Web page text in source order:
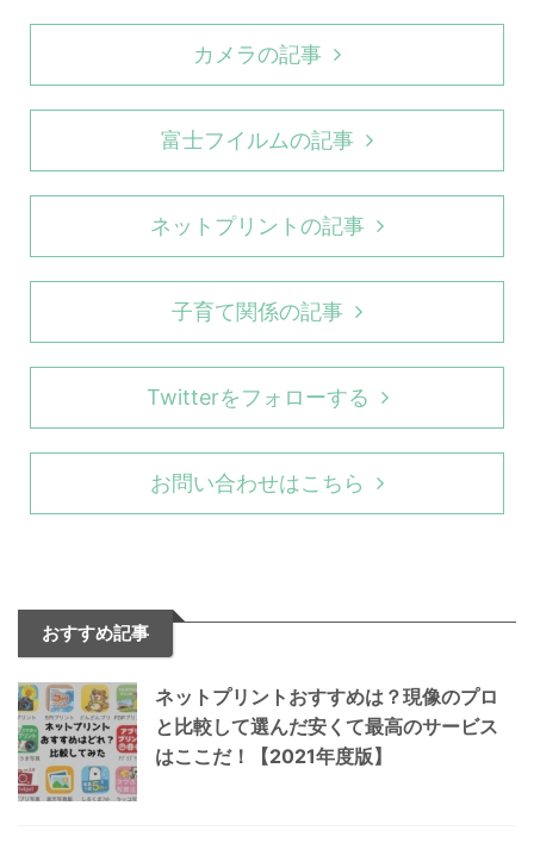
カメラの記事
富士フイルムの記事
ネットプリントの記事
子育て関係の記事
Twitterをフォローする
お問い合わせはこちら
おすすめ記事
ネットプリントおすすめは？現像のプロ
と比較して選んだ安くて最高のサービス
はここだ！【2021年度版】